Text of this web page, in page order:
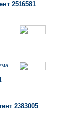
2516581
2383005